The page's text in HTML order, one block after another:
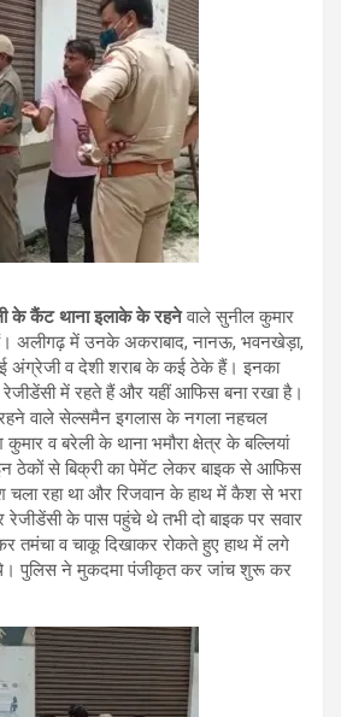
के कैंट थाना इलाके के रहनेवाले सुनील कुमार
अलीगढ़ में उनके अकराबाद, नानऊ, भवनखेड़ा,
अंग्रेजी व देशी शराब के कई ठेके हैं। इनका
रेजीडेंसी में रहते हैं और यहीं आफिस बना रखा है।
रहने वाले सेल्समैन इगलास के नगला नहचल
कुमार व बरेली के थाना भमौरा क्षेत्र के बल्लियां
इन ठेकों से बिक्री का पेमेंट लेकर बाइक से आफिस
रहा था और रिजवान के हाथ में कैश से भरा
रेजीडेंसी के पास पहुंचे थे तभी दो बाइक पर सवार
तमंचा व चाकू दिखाकर रोकते हुए हाथ में लगे
पुलिस ने मुकदमा पंजीकृत कर जांच शुरू कर